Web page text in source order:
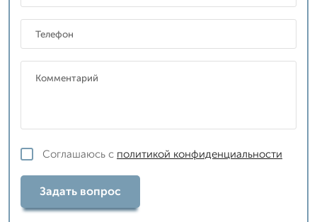
Соглашаюсь с политикой конфиденциальности
Задать вопрос